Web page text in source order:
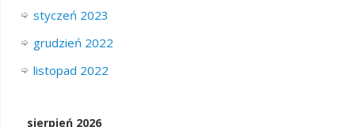
styczeń 2023
grudzień 2022
listopad 2022
sierpień 2026